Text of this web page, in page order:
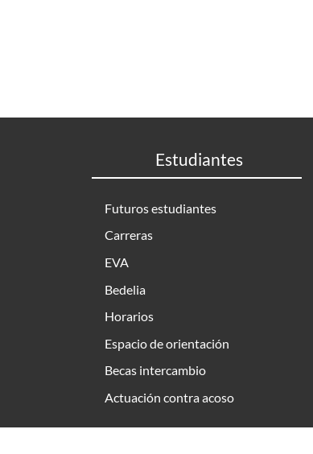
Estudiantes
Futuros estudiantes
Carreras
EVA
Bedelia
Horarios
Espacio de orientación
Becas intercambio
Actuación contra acoso